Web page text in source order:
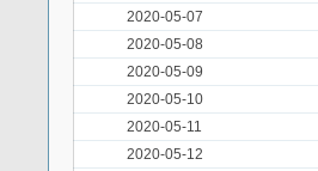
2020-05-07
2020-05-08
2020-05-09
2020-05-10
2020-05-11
2020-05-12